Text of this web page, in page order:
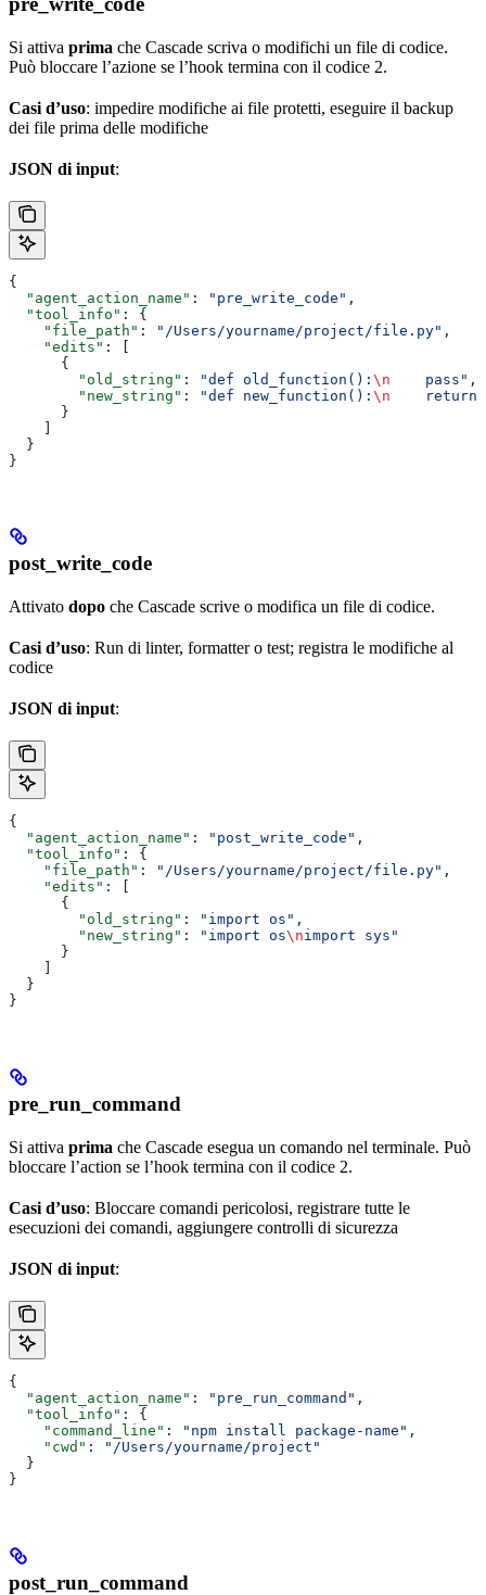
Si attiva prima che Cascade scriva o modifichi un file di codice.
Può bloccare l’azione se l’hook termina con il codice 2.
Casi d’uso: impedire modifiche ai file protetti, eseguire il backup
dei file prima delle modifiche
JSON di input:
{
  "agent_action_name"
: "pre_write_code" ,
  "tool_info"
: {
    "file_path"
: "/Users/yourname/project/file.py" ,
    "edits"
: [
      {
        "old_string"
: "def old_function(): \n
    pass"
,
        "new_string"
: "def new_function(): \n
return
      }
    ]
  }
}
post_write_code
Attivato dopo che Cascade scrive o modifica un file di codice.
Casi d’uso: Run di linter, formatter o test; registra le modifiche al
codice
JSON di input:
{
  "agent_action_name"
: "post_write_code" ,
  "tool_info"
: {
    "file_path"
: "/Users/yourname/project/file.py" ,
    "edits"
: [
      {
        "old_string"
: "import os" ,
        "new_string"
: "import os\nimport sys"
      }
  }
}
pre_run_command
Si attiva prima che Cascade esegua un comando nel terminale. Può
bloccare l’action se l’hook termina con il codice 2.
Casi d’uso: Bloccare comandi pericolosi, registrare tutte le
esecuzioni dei comandi, aggiungere controlli di sicurezza
JSON di input:
{
  "agent_action_name"
: "pre_run_command" ,
  "tool_info"
: {
    "command_line"
: "npm install package-name" ,
    "cwd"
:
"/Users/yourname/project"
  }
}
post_run_command